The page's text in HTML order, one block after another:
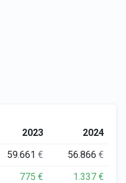
2023
2024
59.661€ 56.866€
775€ 1.337€